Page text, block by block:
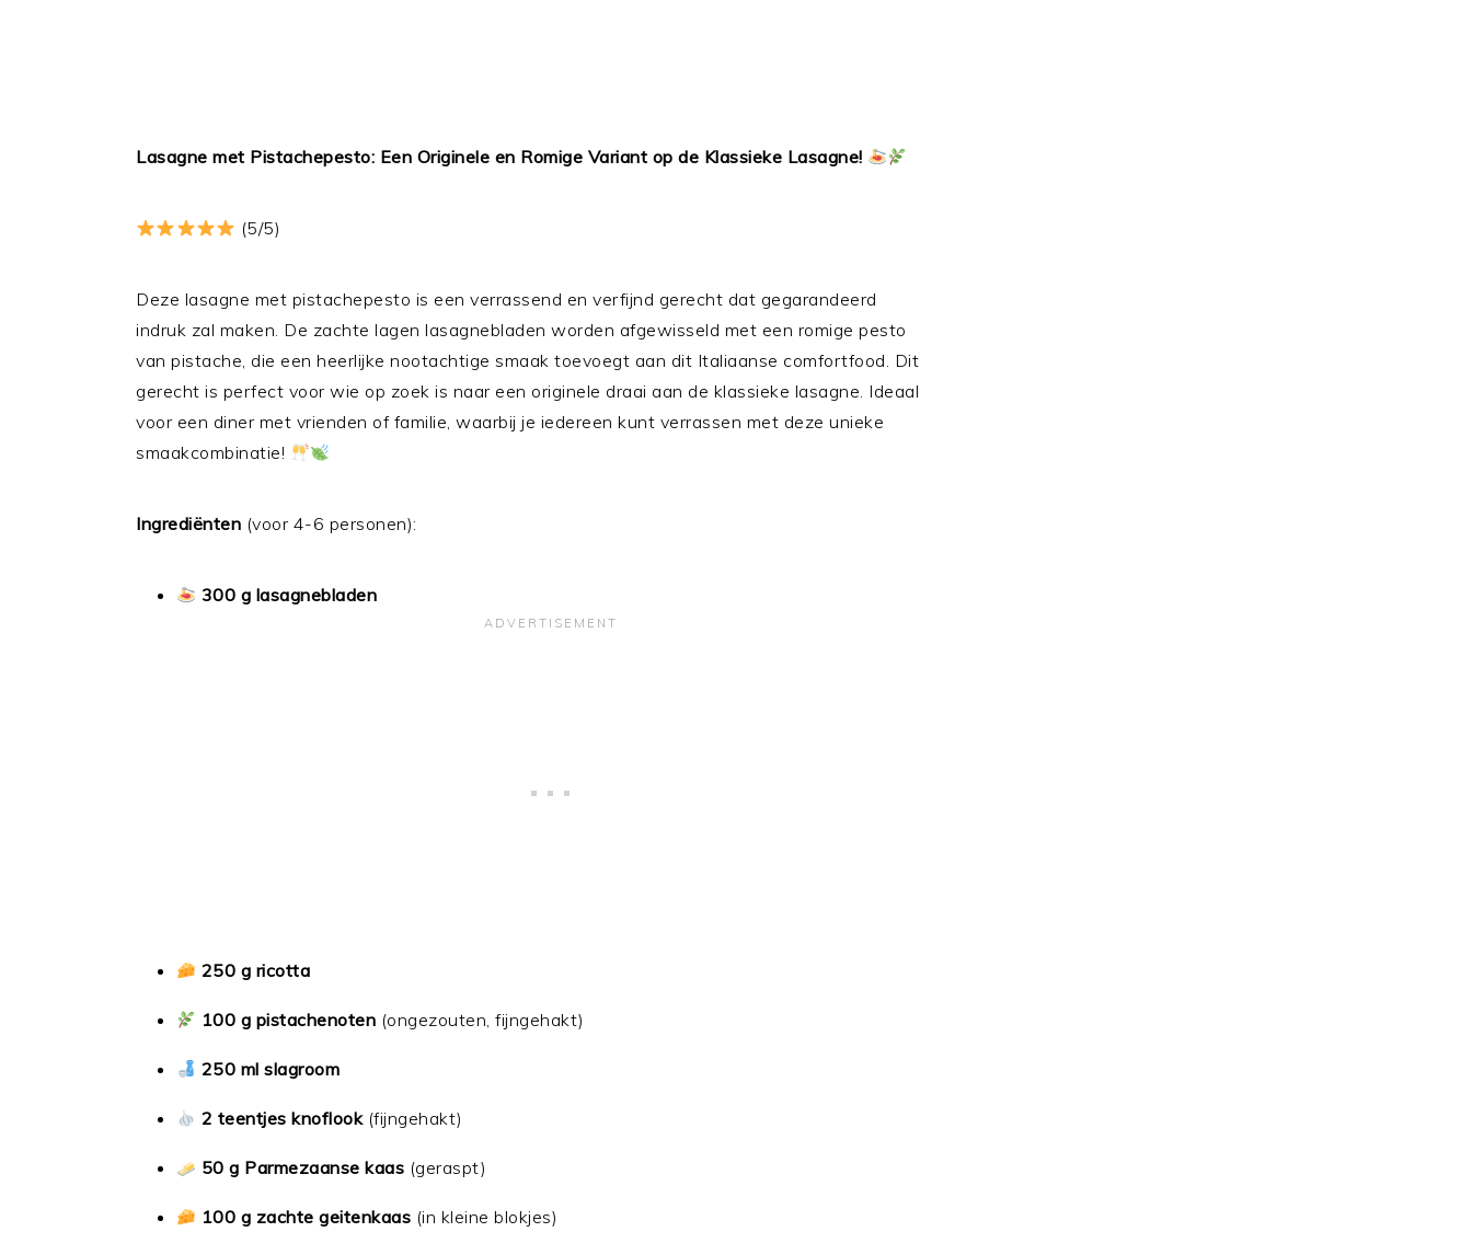
Lasagne met Pistachepesto: Een Originele en Romige Variant op de Klassieke Lasagne!
(5/5)
Deze lasagne met pistachepesto is een verrassend en verfijnd gerecht dat gegarandeerd
indruk zal maken. De zachte lagen lasagnebladen worden afgewisseld met een romige pesto
van pistache, die een heerlijke nootachtige smaak toevoegt aan dit Italiaanse comfortfood. Dit
gerecht is perfect voor wie op zoek is naar een originele draai aan de klassieke lasagne. Ideaal
voor een diner met vrienden of familie, waarbij je iedereen kunt verrassen met deze unieke
smaakcombinatie!
Ingrediënten (voor 4-6 personen):
300 g lasagnebladen
250 g ricotta
100 g pistachenoten (ongezouten, fijngehakt)
250 ml slagroom
2 teentjes knoflook(fijngehakt)
50 g Parmezaanse kaas (geraspt)
100 g zachte geitenkaas (in kleine blokjes)